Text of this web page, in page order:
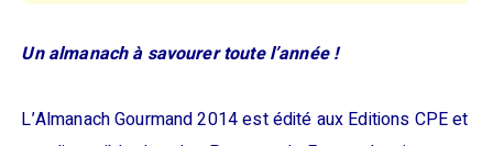
Un almanach à savourer toute l’année !
L’Almanach Gourmand 2014 est édité aux Editions CPE et